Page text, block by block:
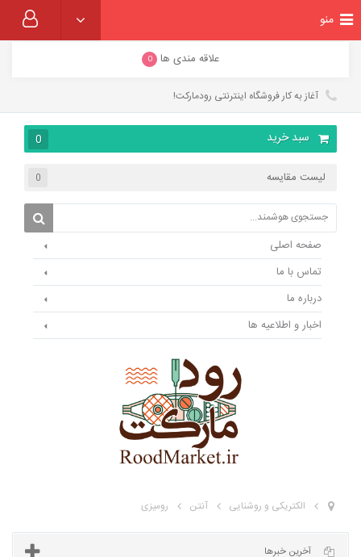
علاقه مندی ها 0
آغاز به کار فروشگاه اینترنتی رودمارکت!
سبد خرید 0
لیست مقایسه 0
صفحه اصلی
تماس با ما
درباره ما
اخبار و اطلاعیه ها
منو
الکتریکی و روشنایی آنتن رومیزی